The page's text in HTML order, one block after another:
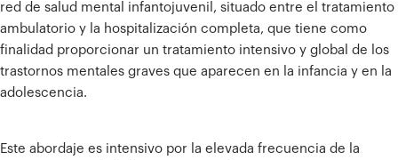
red de salud mental infantojuvenil, situado entre el tratamiento
ambulatorio y la hospitalización completa, que tiene como
finalidad proporcionar un tratamiento intensivo y global de los
trastornos mentales graves que aparecen en la infancia y en la
adolescencia.
Este abordaje es intensivo por la elevada frecuencia de la